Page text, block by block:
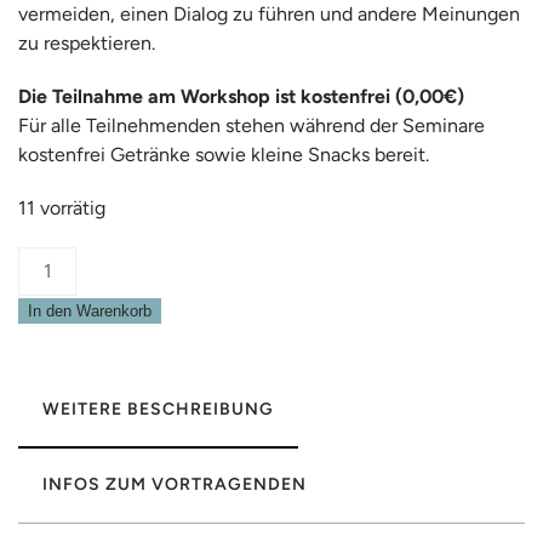
vermeiden, einen Dialog zu führen und andere Meinungen
zu respektieren.
Die Teilnahme am Workshop ist kostenfrei (0,00€)
Für alle Teilnehmenden stehen während der Seminare
kostenfrei Getränke sowie kleine Snacks bereit.
11 vorrätig
Attacke
In den Warenkorb
WEITERE BESCHREIBUNG
INFOS ZUM VORTRAGENDEN